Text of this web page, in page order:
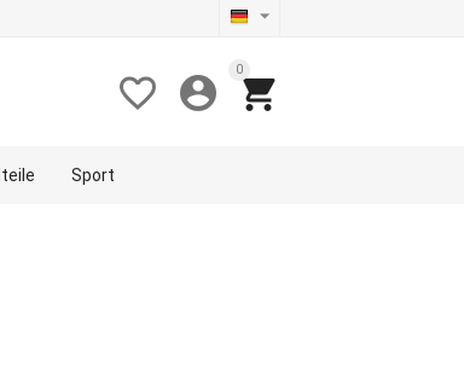
0



Sport